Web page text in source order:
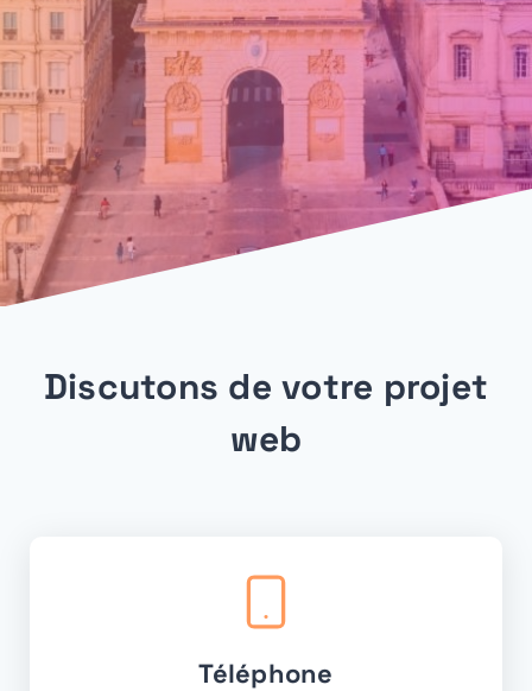
Discutons de votre projet
web
Téléphone